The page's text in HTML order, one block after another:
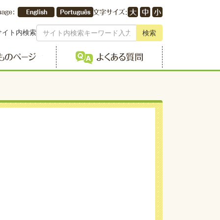
イト内検索 検索
こどものページ よくある質問